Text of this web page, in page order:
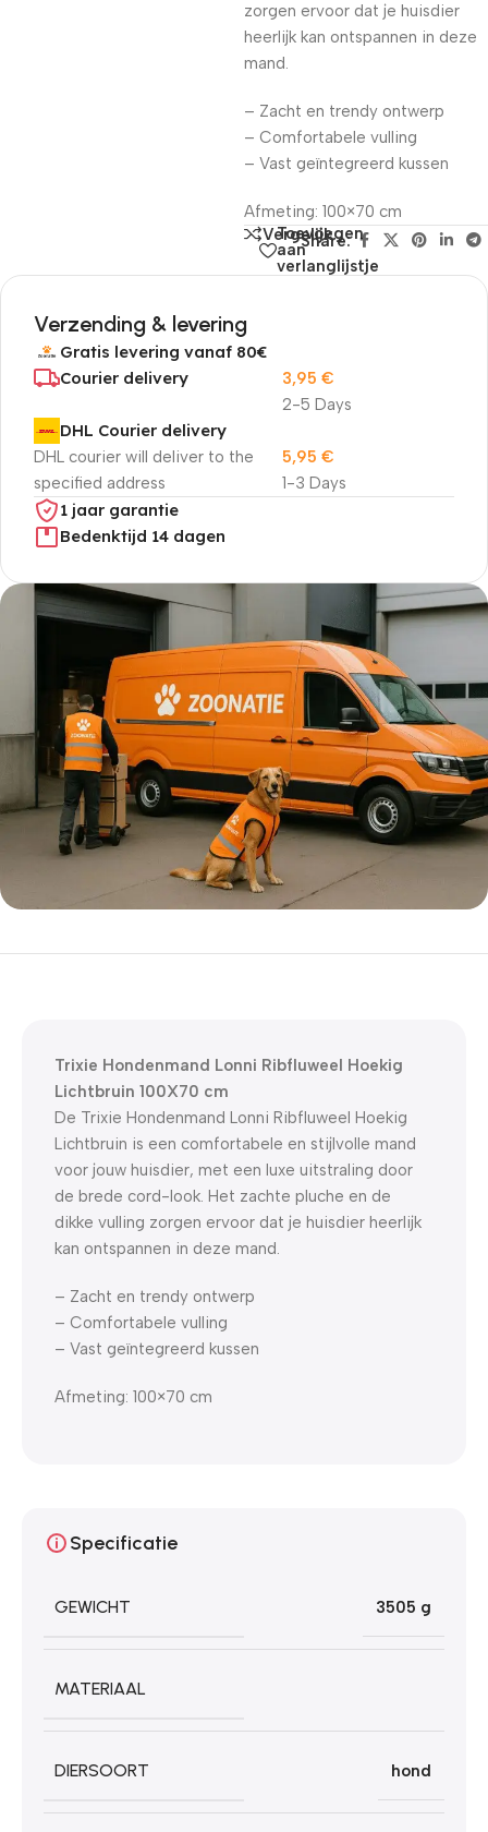
zorgen ervoor dat je huisdier
heerlijk kan ontspannen in deze
mand.
– Zacht en trendy ontwerp
– Comfortabele vulling
– Vast geïntegreerd kussen
Afmeting: 100×70 cm
Vergelijk
Toevoegen
aan
verlanglijstje
Share:
Verzending & levering
Gratis levering vanaf 80€
Courier delivery
2-5 Days
3,95 €
DHL Courier delivery
DHL courier will deliver to the
specified address
1-3 Days
5,95 €
1 jaar garantie
Bedenktijd 14 dagen
5% korting met code
Trixie Hondenmand Lonni Ribfluweel Hoekig
Lichtbruin 100X70 cm
De Trixie Hondenmand Lonni Ribfluweel Hoekig
Lichtbruin is een comfortabele en stijlvolle mand
voor jouw huisdier, met een luxe uitstraling door
de brede cord-look. Het zachte pluche en de
dikke vulling zorgen ervoor dat je huisdier heerlijk
kan ontspannen in deze mand.
– Zacht en trendy ontwerp
– Comfortabele vulling
– Vast geïntegreerd kussen
Afmeting: 100×70 cm
Specificatie
GEWICHT 3505 g
MATERIAAL
DIERSOORT hond